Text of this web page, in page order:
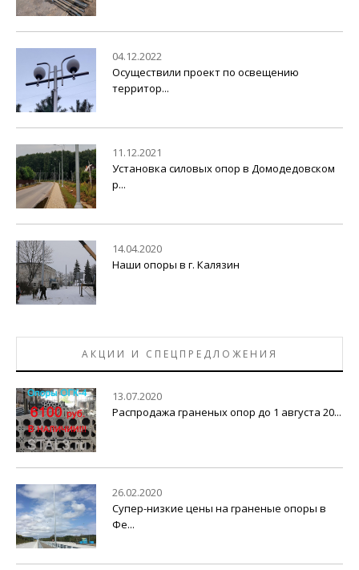
04.12.2022
Осуществили проект по освещению
территор...
11.12.2021
Установка силовых опор в Домодедовском
р...
14.04.2020
Наши опоры в г. Калязин
АКЦИИ И СПЕЦПРЕДЛОЖЕНИЯ
13.07.2020
Распродажа граненых опор до 1 августа 20...
26.02.2020
Супер-низкие цены на граненые опоры в
Фе...